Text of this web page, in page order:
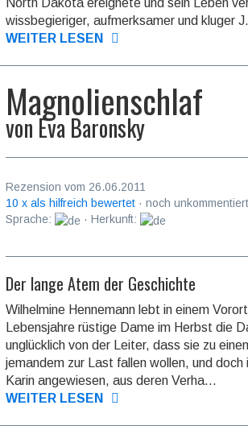
North Dakota ereignete und sein Leben
wiss­be­gie­ri­ger, aufmerksamer und kluger
WEITER LESEN
Magnolienschlaf
von Eva Baronsky
Rezension vom 26.06.2011
10 x als hilfreich bewertet · noch unkommentiert
Sprache:
· Herkunft:
Der lange Atem der Geschichte
Wilhelmine Hennemann lebt in einem
Lebensjahre rüstige Dame im Herbst die
unglücklich von der Leiter, dass sie zu
jemandem zur Last fallen wollen, und
Karin angewiesen, aus deren Verha...
WEITER LESEN